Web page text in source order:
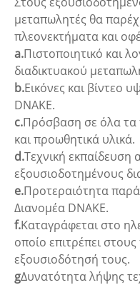
μεταπωλητές θα
πλεονεκτήματα και
a.Πιστοποιητικό και
διαδικτυακού
b.Εικόνες και βίντεο
DNAKE.
c.Πρόσβαση σε όλα τα
και προωθητικά υλικά.
d.Τεχνική εκπαίδευση
εξουσιοδοτημένους
e.Προτεραιότητα
Διανομέα DNAKE.
f.Καταγράφεται στο
οποίο επιτρέπει
εξουσιοδότησή τους.
gΔυνατότητα λήψης